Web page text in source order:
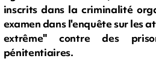
inscrits dans la criminalité
examen dans l'enquête sur les
extrême" contre des
pénitentiaires.